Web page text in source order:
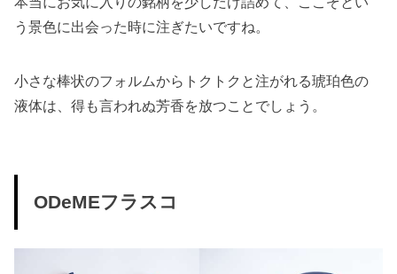
う景色に出会った時に注ぎたいですね。
小さな棒状のフォルムからトクトクと注がれる琥珀色の
液体は、得も言われぬ芳香を放つことでしょう。
ODeMEフラスコ